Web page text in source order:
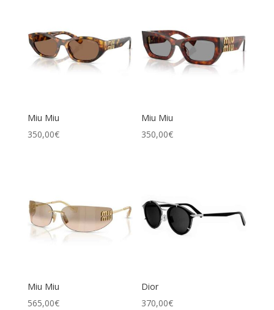
Miu Miu
350,00€
Miu Miu
350,00€
Miu Miu
565,00€
Dior
370,00€